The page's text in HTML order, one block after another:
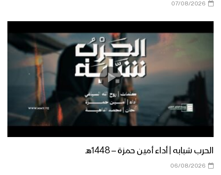
07/08/2026
الحرب شبابه | أداء أمين حمزة – 1448هـ
06/08/2026